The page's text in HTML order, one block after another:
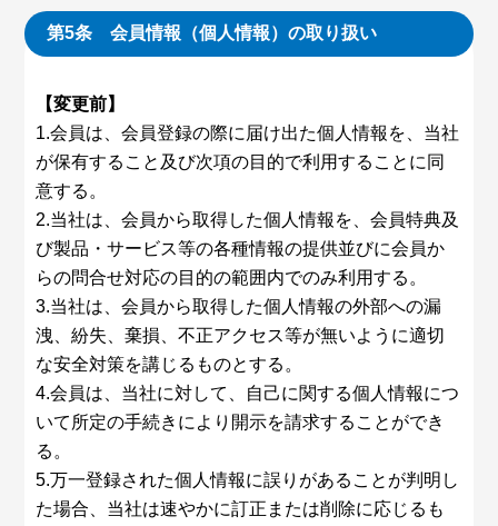
第5条 会員情報（個人情報）の取り扱い
【変更前】
1.会員は、会員登録の際に届け出た個人情報を、当社
が保有すること及び次項の目的で利用することに同
意する。
2.当社は、会員から取得した個人情報を、会員特典及
び製品・サービス等の各種情報の提供並びに会員か
らの問合せ対応の目的の範囲内でのみ利用する。
3.当社は、会員から取得した個人情報の外部への漏
洩、紛失、棄損、不正アクセス等が無いように適切
な安全対策を講じるものとする。
4.会員は、当社に対して、自己に関する個人情報につ
いて所定の手続きにより開示を請求することができ
る。
5.万一登録された個人情報に誤りがあることが判明し
た場合、当社は速やかに訂正または削除に応じるも